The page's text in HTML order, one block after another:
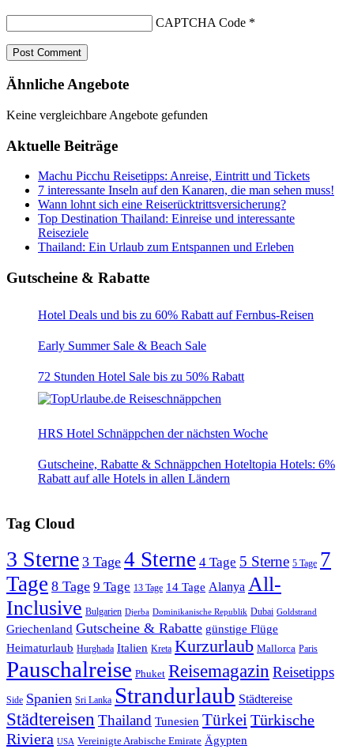
CAPTCHA Code *
Ähnliche Angebote
Keine vergleichbare Angebote gefunden
Aktuelle Beiträge
Machu Picchu Reisetipps: Anreise, Eintritt und Tickets
7 interessante Inseln auf den Kanaren, die man sehen muss!
Wann lohnt sich eine Reiserücktrittsversicherung?
Top Destination Thailand: Einreise und interessante
Reiseziele
Thailand: Ein Urlaub zum Entspannen und Erleben
Gutscheine & Rabatte
Hotel Deals und bis zu 60% Rabatt auf Fernbus-Reisen
Early Summer Sale & Beach Sale
72 Stunden Hotel Sale bis zu 50% Rabatt
HRS Hotel Schnäppchen der nächsten Woche
Gutscheine, Rabatte & Schnäppchen Hoteltopia Hotels: 6%
Rabatt auf alle Hotels in allen Ländern
Tag Cloud
3 Sterne 3 Tage 4 Sterne 4 Tage 5 Sterne 5 Tage 7
Tage 8 Tage 9 Tage 13 Tage 14 Tage Alanya All-
Inclusive Bulgarien Djerba Dominikanische Republik Dubai Goldstrand
Griechenland Gutscheine & Rabatte günstige Flüge
Heimaturlaub Hurghada Italien Kreta Kurzurlaub Mallorca Paris
Pauschalreise Phuket Reisemagazin Reisetipps
Side Spanien Sri Lanka Strandurlaub Städtereise
Städtereisen Thailand Tunesien TürkeiTürkische
Riviera USA Vereinigte Arabische Emirate Ägypten